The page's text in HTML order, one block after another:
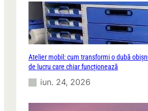
Atelier mobil: cum transformi o dubă
de lucru care chiar funcționează
iun. 24, 2026